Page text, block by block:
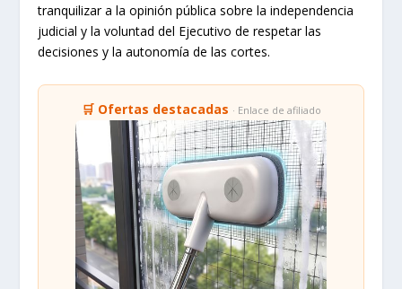
tranquilizar a la opinión pública sobre la independencia
judicial y la voluntad del Ejecutivo de respetar las
decisiones y la autonomía de las cortes.
🛒 Ofertas destacadas · Enlace de afiliado